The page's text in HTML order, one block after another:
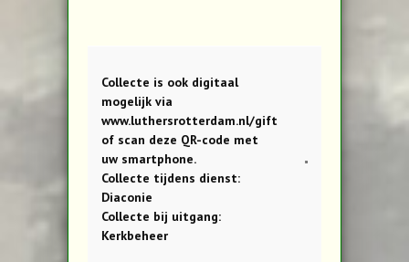
Collecte is ook digitaal
mogelijk via
www.luthersrotterdam.nl/gift
of scan deze QR-code met
uw smartphone.
Collecte tijdens dienst:
Diaconie
Collecte bij uitgang:
Kerkbeheer